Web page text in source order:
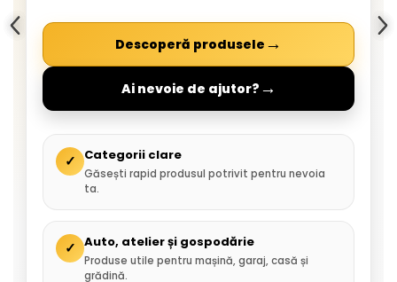
Descoperă produsele →
Ai nevoie de ajutor? →
✓ Categorii clare
Găsești rapid produsul potrivit pentru nevoia
ta.
✓ Auto, atelier și gospodărie
Produse utile pentru mașină, garaj, casă și
grădină.